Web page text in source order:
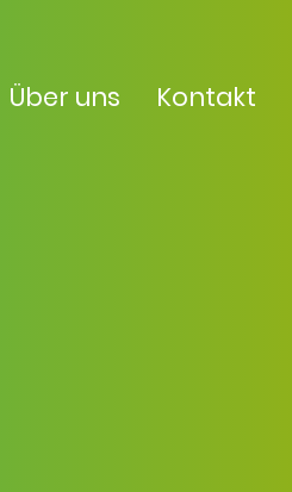
Über uns Kontakt